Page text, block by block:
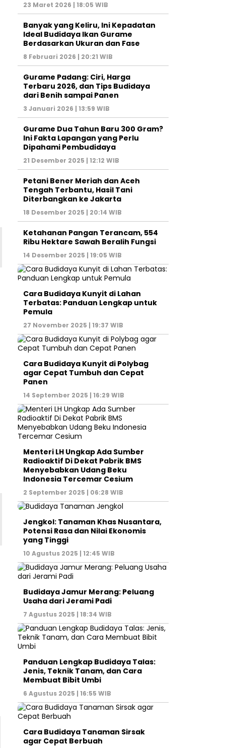
23 Maret 2026 | 18:05 WIB
Banyak yang Keliru, Ini Kepadatan
Ideal Budidaya Ikan Gurame
Berdasarkan Ukuran dan Fase
8 Februari 2026 | 20:21 WIB
Gurame Padang: Ciri, Harga
Terbaru 2026, dan Tips Budidaya
dari Benih sampai Panen
3 Januari 2026 | 13:59 WIB
Gurame Dua Tahun Baru 300 Gram?
Ini Fakta Lapangan yang Perlu
Dipahami Pembudidaya
21 Desember 2025 | 12:12 WIB
Petani Bener Meriah dan Aceh
Tengah Terbantu, Hasil Tani
Diterbangkan ke Jakarta
18 Desember 2025 | 20:14 WIB
Ketahanan Pangan Terancam, 554
Ribu Hektare Sawah Beralih Fungsi
14 Desember 2025 | 19:05 WIB
Cara Budidaya Kunyit di Lahan
Terbatas: Panduan Lengkap untuk
Pemula
27 November 2025 | 19:37 WIB
Cara Budidaya Kunyit di Polybag
agar Cepat Tumbuh dan Cepat
Panen
14 September 2025 | 16:29 WIB
Menteri LH Ungkap Ada Sumber
Radioaktif Di Dekat Pabrik BMS
Menyebabkan Udang Beku
Indonesia Tercemar Cesium
2 September 2025 | 06:28 WIB
Jengkol: Tanaman Khas Nusantara,
Potensi Rasa dan Nilai Ekonomis
yang Tinggi
10 Agustus 2025 | 12:45 WIB
Budidaya Jamur Merang: Peluang
Usaha dari Jerami Padi
7 Agustus 2025 | 18:34 WIB
Panduan Lengkap Budidaya Talas:
Jenis, Teknik Tanam, dan Cara
Membuat Bibit Umbi
6 Agustus 2025 | 16:55 WIB
Cara Budidaya Tanaman Sirsak
agar Cepat Berbuah